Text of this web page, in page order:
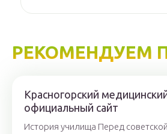
РЕКОМЕНДУЕМ
Красногорский
официальный сайт
История училища Перед